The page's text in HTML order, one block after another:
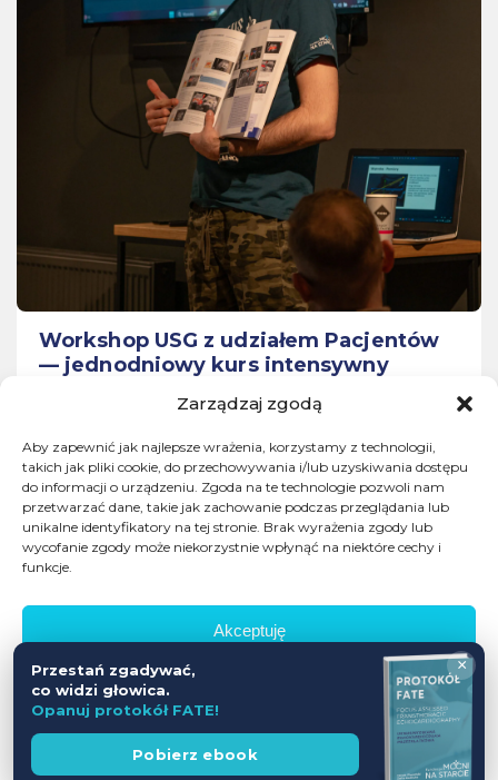
Zarządzaj zgodą
Aby zapewnić jak najlepsze wrażenia, korzystamy z technologii,
takich jak pliki cookie, do przechowywania i/lub uzyskiwania dostępu
do informacji o urządzeniu. Zgoda na te technologie pozwoli nam
przetwarzać dane, takie jak zachowanie podczas przeglądania lub
unikalne identyfikatory na tej stronie. Brak wyrażenia zgody lub
wycofanie zgody może niekorzystnie wpłynąć na niektóre cechy i
funkcje.
Akceptuję
Zobacz preferencje
Workshop USG z udziałem Pacjentów
— jednodniowy kurs intensywny
28.11.2026
Leszno
Cena
590 zł WEŹ UDZIAŁ
Wesprzyj
fundację
×
Przestań zgadywać,
co widzi głowica.
Opanuj protokół FATE!
Pobierz ebook